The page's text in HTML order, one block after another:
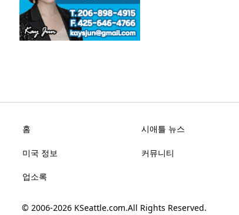
홈 시애틀 뉴스
미국 정보 커뮤니티
업소록
© 2006-2026 KSeattle.com.All Rights Reserved.